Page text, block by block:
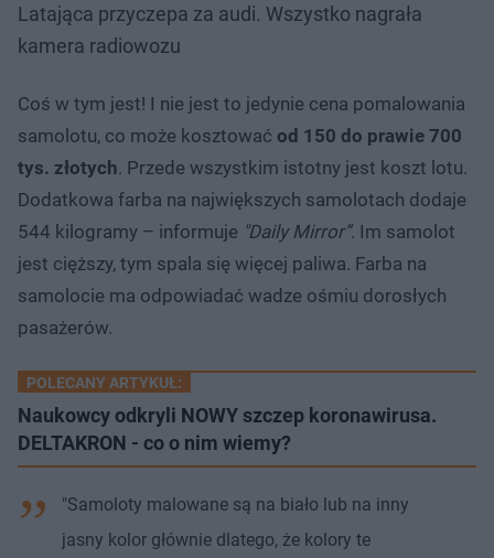
Latająca przyczepa za audi. Wszystko nagrała
kamera radiowozu
Coś w tym jest! I nie jest to jedynie cena pomalowania
samolotu, co może kosztować od 150 do prawie 700
tys. złotych. Przede wszystkim istotny jest koszt lotu.
Dodatkowa farba na największych samolotach dodaje
544 kilogramy – informuje "Daily Mirror”. Im samolot
jest cięższy, tym spala się więcej paliwa. Farba na
samolocie ma odpowiadać wadze ośmiu dorosłych
pasażerów.
POLECANY ARTYKUŁ:
Naukowcy odkryli NOWY szczep koronawirusa.
DELTAKRON - co o nim wiemy?
"Samoloty malowane są na biało lub na inny
jasny kolor głównie dlatego, że kolory te